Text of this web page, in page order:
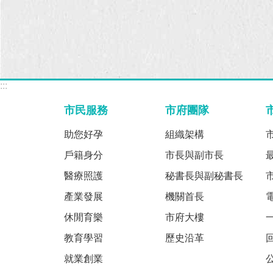
:::
市民服務
助您好孕
戶籍身分
醫療照護
產業發展
休閒育樂
教育學習
就業創業
市府團隊
組織架構
市長與副市長
秘書長與副秘書長
機關首長
市府大樓
歷史沿革